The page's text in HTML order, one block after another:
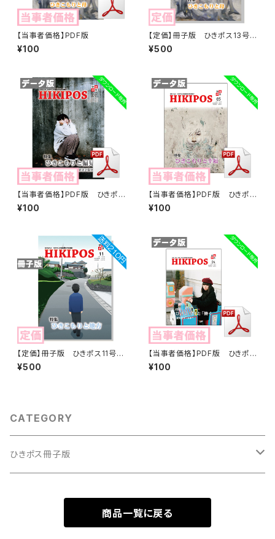
【当事者価格】PDF版
¥100
【定価】冊子版 ひきポス13号
「ひきこもりと母」
¥500
【当事者価格】PDF版 ひきポス
7号「ひきこもりと偏見 ーメディ
ア・イメージ・犯罪者予備軍ー」
¥100
【当事者価格】PDF版 ひきポス
5号「ひきこもりと幸福」HIKIPO
S
¥100
【定価】冊子版 ひきポス11号
「ひきこもりと地方」
¥500
【当事者価格】PDF版 ひきポス
4号『ひきこもりと「働く」 ―就労
はゴールか？―』HIKIPOS
¥100
CATEGORY
ひきポス冊子版
商品一覧に戻る